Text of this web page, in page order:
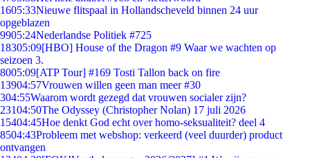
1605:33Nieuwe flitspaal in Hollandscheveld binnen 24 uur
opgeblazen
9905:24Nederlandse Politiek #725
18305:09[HBO] House of the Dragon #9 Waar we wachten op
seizoen 3.
8005:09[ATP Tour] #169 Tosti Tallon back on fire
13904:57Vrouwen willen geen man meer #30
304:55Waarom wordt gezegd dat vrouwen socialer zijn?
23104:50The Odyssey (Christopher Nolan) 17 juli 2026
15404:45Hoe denkt God echt over homo-seksualiteit? deel 4
8504:43Probleem met webshop: verkeerd (veel duurder) product
ontvangen